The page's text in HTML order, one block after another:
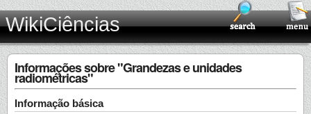
WikiCiências
Informações sobre "Grandezas e unidades
radiométricas"
Informação básica